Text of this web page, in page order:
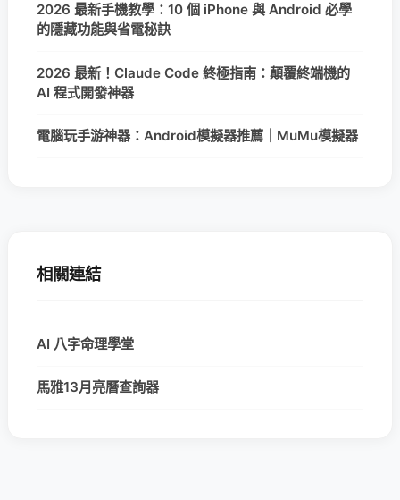
2026 最新手機教學：10 個 iPhone 與 Android 必學
的隱藏功能與省電秘訣
2026 最新！Claude Code 終極指南：顛覆終端機的
AI 程式開發神器
電腦玩手游神器：Android模擬器推薦｜MuMu模擬器
相關連結
AI 八字命理學堂
馬雅13月亮曆查詢器